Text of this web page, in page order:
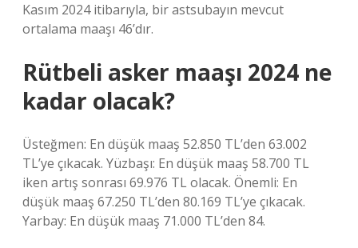
Kasım 2024 itibarıyla, bir astsubayın mevcut
ortalama maaşı 46’dır.
Rütbeli asker maaşı 2024 ne
kadar olacak?
Üsteğmen: En düşük maaş 52.850 TL’den 63.002
TL’ye çıkacak. Yüzbaşı: En düşük maaş 58.700 TL
iken artış sonrası 69.976 TL olacak. Önemli: En
düşük maaş 67.250 TL’den 80.169 TL’ye çıkacak.
Yarbay: En düşük maaş 71.000 TL’den 84.